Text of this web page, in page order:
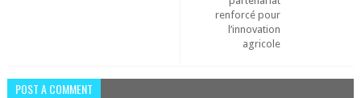
renforcé pour
l’innovation
agricole
POST A COMMENT